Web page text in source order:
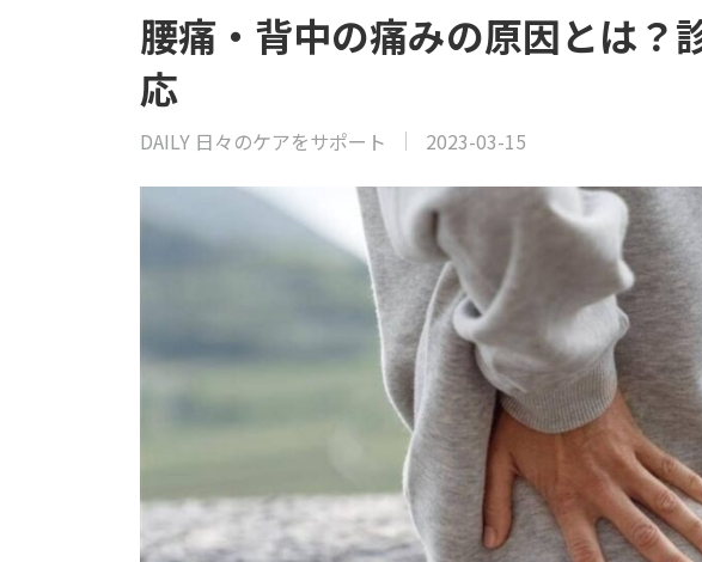
腰痛・背中の痛みの原因とは？
応
DAILY 日々のケアをサポート 2023-03-15